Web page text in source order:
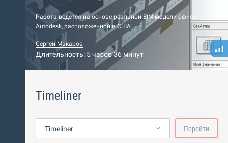
Работа ведется на основе реальной BIM-модели офиса
Autodesk, расположенной в США.
Сергей Макаров
Длительность: 5 часов 36 минут
Timeliner
Timeliner Перейти